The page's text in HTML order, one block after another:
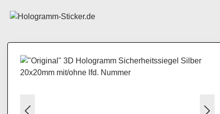
Bildergalerie überspringen